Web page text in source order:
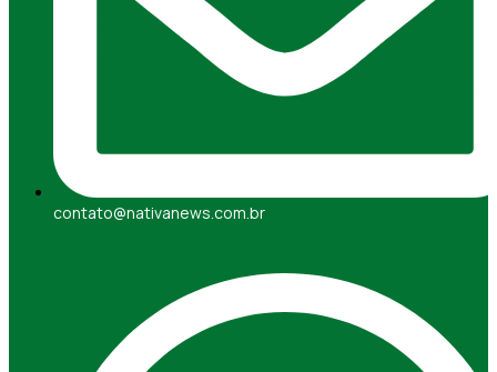
contato@nativanews.com.br